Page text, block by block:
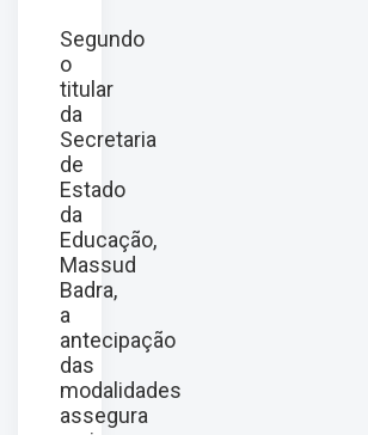
Segundo
o
titular
da
Secretaria
de
Estado
da
Educação,
Massud
Badra,
a
antecipação
das
modalidades
assegura